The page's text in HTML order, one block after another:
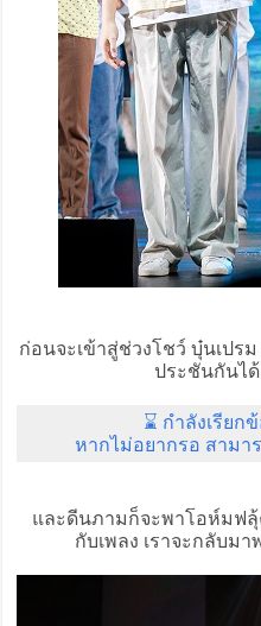
ก่อนจะเข้าสู่ช่วงโชว์ บุ๋นเปรม
ประชันกันได้
⌛ กำลังเรียก
หากไม่อยากรอ สามา
และดีนภามก็จะพาโอห์มฟ
กับเพลง เราจะกลับม